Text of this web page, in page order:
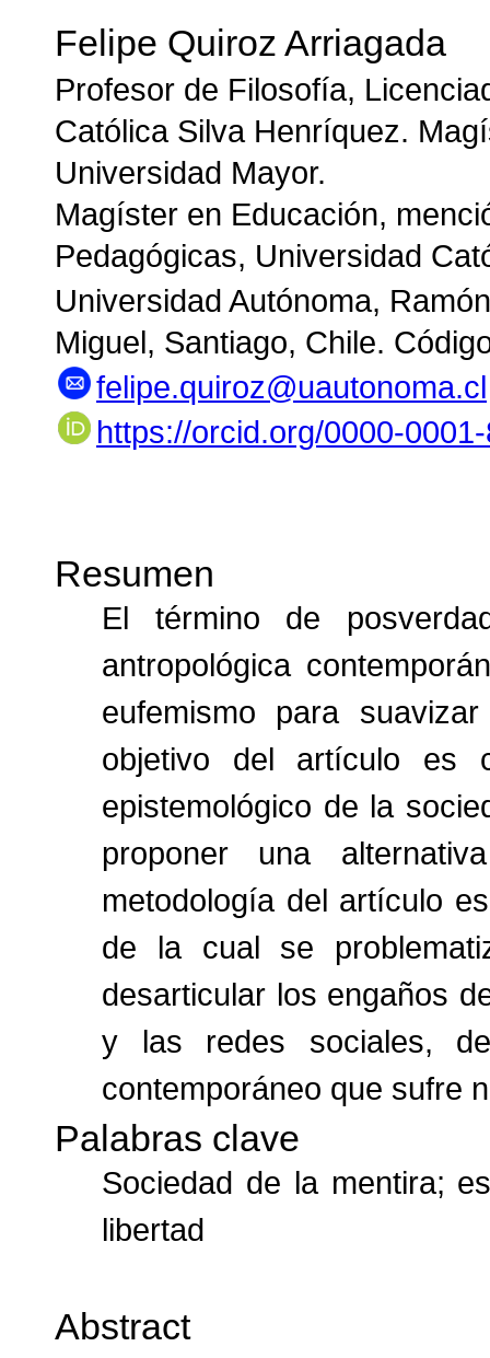
Felipe Quiroz Arriagada
Profesor de Filosofía,
Católica Silva Henríquez.
Universidad Mayor.
Magíster en Educación,
Pedagógicas, Universidad
Universidad Autónoma,
Miguel, Santiago, Chile.
felipe.quiroz@uautonoma.cl
https://orcid.org/0000-
Resumen
El término de
antropológica
eufemismo para
objetivo del artículo es
epistemológico de la
proponer una
metodología del artículo
de la cual se
desarticular los engaños
y las redes sociales,
contemporáneo que sufre
Palabras clave
Sociedad de la mentira;
libertad
Abstract